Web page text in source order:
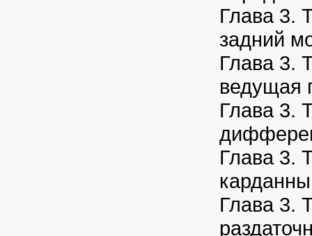
Глава 3.
задний
Глава 3.
ведущая
Глава 3.
Глава 3.
Глава 3.